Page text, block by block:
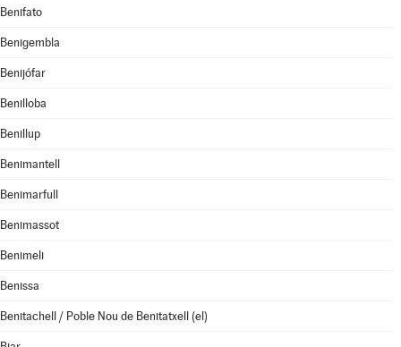
Benifato
Benigembla
Benijófar
Benilloba
Benillup
Benimantell
Benimarfull
Benimassot
Benimeli
Benissa
Benitachell / Poble Nou de Benitatxell (el)